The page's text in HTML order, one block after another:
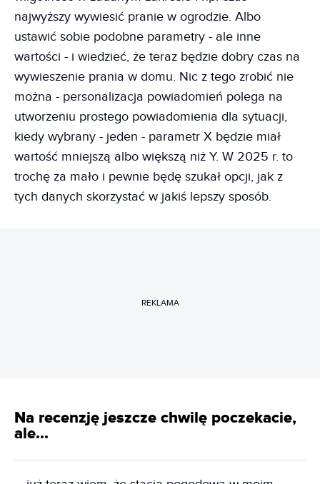
najwyższy wywiesić pranie w ogrodzie. Albo
ustawić sobie podobne parametry - ale inne
wartości - i wiedzieć, że teraz będzie dobry czas na
wywieszenie prania w domu. Nic z tego zrobić nie
można - personalizacja powiadomień polega na
utworzeniu prostego powiadomienia dla sytuacji,
kiedy wybrany - jeden - parametr X będzie miał
wartość mniejszą albo większą niż Y. W 2025 r. to
trochę za mało i pewnie będę szukał opcji, jak z
tych danych skorzystać w jakiś lepszy sposób.
REKLAMA
Na recenzję jeszcze chwilę poczekacie,
ale...